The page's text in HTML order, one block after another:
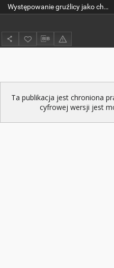
Występowanie gruźlicy jako choroby zawodowej w województwie wielkopolskim
Ta publikacja jest chroniona
cyfrowej wersji jest